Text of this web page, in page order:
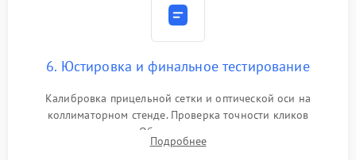
6. Юстировка и финальное тестирование
Калибровка прицельной сетки и оптической оси на
коллиматорном стенде. Проверка точности кликов
механизма поправок. Обязательное испытание прицела на
ударном стенде для проверки устойчивости к отдаче и
Подробнее